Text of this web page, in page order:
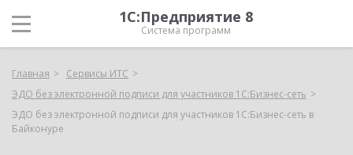
1С:Предприятие 8
Система программ
Главная
Сервисы ИТС
ЭДО без электронной подписи для участников 1С:Бизнес-сеть
ЭДО без электронной подписи для участников 1С:Бизнес-сеть в
Байконуре